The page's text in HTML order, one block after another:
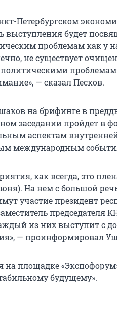
Петербургском
выступления будет
проблемам как у
не существует
— сказал Песков.
на брифинге в
заседании пройдет в
аспектам
международным
как всегда, это
На нем с большой
участие президент
председателя
из них выступит с
— проинформировал
на площадке
будущему».